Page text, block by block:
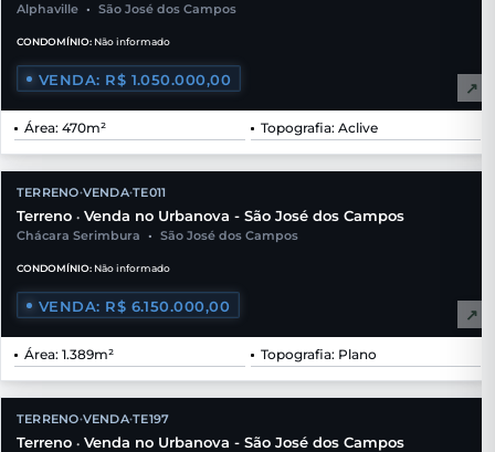
Alphaville • São José dos Campos
CONDOMÍNIO: Não informado
VENDA: R$ 1.050.000,00 ↗
Área: 470m² Topografia: Aclive
TERRENO•VENDA•TE011
Terreno • Venda no Urbanova - São José dos Campos
Chácara Serimbura • São José dos Campos
CONDOMÍNIO: Não informado
VENDA: R$ 6.150.000,00 ↗
Área: 1.389m² Topografia: Plano
TERRENO•VENDA•TE197
Terreno • Venda no Urbanova - São José dos Campos